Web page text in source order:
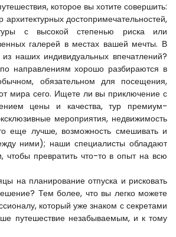
которое вы хотите совершить:
архитектурных достопримечательностей,
с высокой степенью риска или
галерей в местах вашей мечты. В
наших индивидуальных впечатлений?
направлениям хорошо разбираются в
обязательном для посещения,
мира сего. Ищете ли вы приключение с
цены и качества, тур премиум-
мероприятия, недвижимость
еще лучше, возможность смешивать и
ними); наши специалисты обладают
чтобы превратить что-то в опыт на всю
Тем более, что вы легко можете
который уже знаком с секретами
путешествие незабываемым, и к тому